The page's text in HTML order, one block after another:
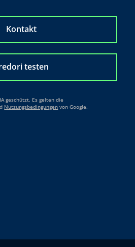
Kontakt
testen
geschützt. Es gelten die
Nutzungsbedingungen von Google.